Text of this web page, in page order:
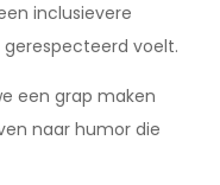
inclusievere
voelt.
een grap maken
naar humor die